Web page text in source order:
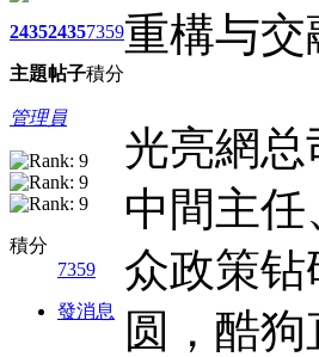
2435
主題
2435
帖子
7359
積分
管理員
積分
7359
發消息
重構与交
光亮網
中間主
众政策
圆，酷